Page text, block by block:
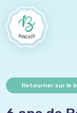
Retourner sur le